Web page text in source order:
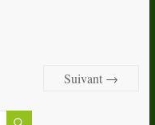
Suivant →